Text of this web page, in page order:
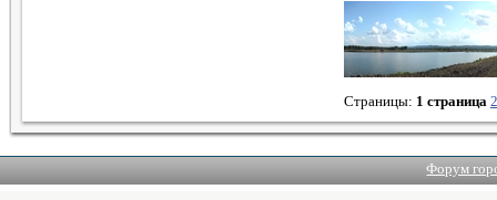
Страницы: 1 страница 2
Форум